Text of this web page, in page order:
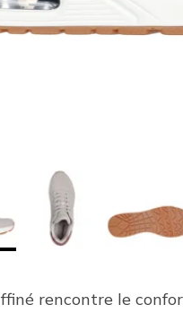
rencontre le